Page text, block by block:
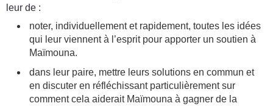
leur de :
noter, individuellement et rapidement, toutes les idées
qui leur viennent à l’esprit pour apporter un soutien à
Maïmouna.
dans leur paire, mettre leurs solutions en commun et
en discuter en réfléchissant particulièrement sur
comment cela aiderait Maïmouna à gagner de la